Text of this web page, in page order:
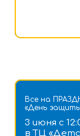
Все на
«День
3 июня с
в ТЦ